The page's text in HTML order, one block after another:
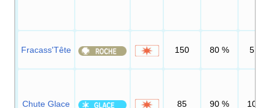
Fracass'Tête 150 80 % 5
Chute Glace 85 90 % 10